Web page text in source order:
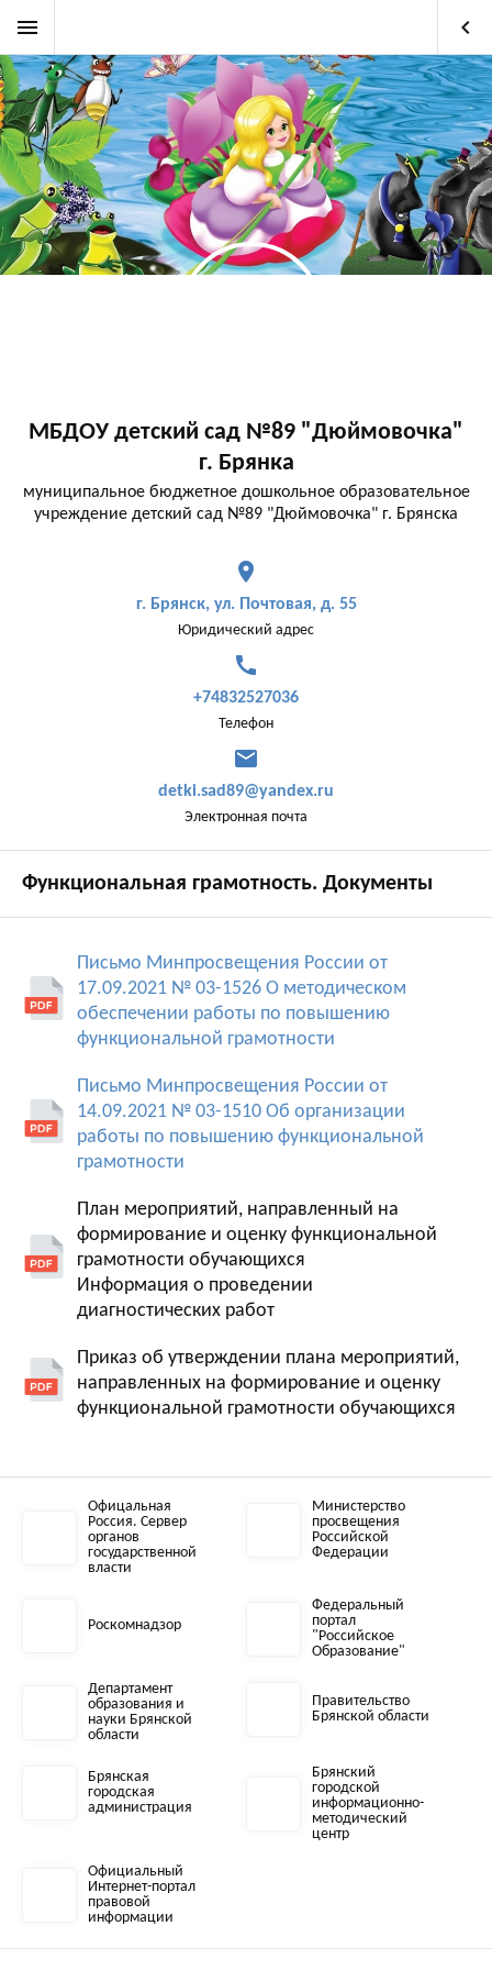
menu keyboard_arrow_left
МБДОУ детский сад №89 "Дюймовочка"
г. Брянка
муниципальное бюджетное дошкольное образовательное
учреждение детский сад №89 "Дюймовочка" г. Брянска
place
г. Брянск, ул. Почтовая, д. 55
Юридический адрес
call
+74832527036
Телефон
mail
detki.sad89@yandex.ru
Электронная почта
Функциональная грамотность. Документы
Письмо Минпросвещения России от
17.09.2021 № 03-1526 О методическом
обеспечении работы по повышению
функциональной грамотности
Письмо Минпросвещения России от
14.09.2021 № 03-1510 Об организации
работы по повышению функциональной
грамотности
План мероприятий, направленный на
формирование и оценку функциональной
грамотности обучающихся
Информация о проведении
диагностических работ
Приказ об утверждении плана мероприятий,
направленных на формирование и оценку
функциональной грамотности обучающихся
Офицальная
Россия. Сервер
органов
государственной
власти
Министерство
просвещения
Российской
Федерации
Роскомнадзор
Федеральный
портал
"Российское
Образование"
Департамент
образования и
науки Брянской
области
Правительство
Брянской области
Брянская
городская
администрация
Брянский
городской
информационно-
методический
центр
Официальный
Интернет-портал
правовой
информации